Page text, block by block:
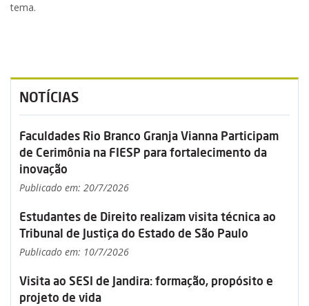
tema.
NOTÍCIAS
Faculdades Rio Branco Granja Vianna Participam
de Cerimônia na FIESP para fortalecimento da
inovação
Publicado em: 20/7/2026
Estudantes de Direito realizam visita técnica ao
Tribunal de Justiça do Estado de São Paulo
Publicado em: 10/7/2026
Visita ao SESI de Jandira: formação, propósito e
projeto de vida